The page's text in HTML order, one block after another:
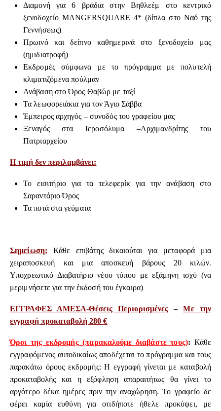
Διαμονή για 6 βράδια στην Βηθλεέμ στο κεντρικό
ξενοδοχείο MANGERSQUARE 4* (δίπλα στο Ναό της
Γεννήσεως)
Πρωινό και δείπνο καθημερινά στο ξενοδοχείο μας
(ημιδιατροφή)
Εκδρομές σύμφωνα με το πρόγραμμα με πολυτελή
κλιματιζόμενα πούλμαν
Ανάβαση στο Όρος Θαβώρ με ταξί
Τα λεωφορειάκια για τον Άγιο Σάββα
Έμπειρος αρχηγός – συνοδός του γραφείου μας
Ξεναγός στα Ιεροσόλυμα –Αρχιμανδρίτης του
Πατριαρχείου
Η τιμή δεν περιλαμβάνει:
Το εισιτήριο για τα τελεφερίκ για την ανάβαση στο
Σαραντάριο Όρος
Τα ποτά στα γεύματα
Σημείωση:
Κάθε επιβάτης δικαιούται για μεταφορά μια
χειραποσκευή και μια αποσκευή βάρους 20 κιλών.
Υποχρεωτικό Διαβατήριο νέου τύπου με εξάμηνη ισχύ (να
μεριμνήσετε για την έκδοσή του έγκαιρα)
ΕΓΓΡΑΦΕΣ ΑΜΕΣΑ-Θέσεις Περιορισμένες –Με την
εγγραφή προκαταβολή 280 €
Όροι της εκδρομής (παρακαλούμε διαβάστε τους): Κάθε
εγγραφόμενος αυτοδικαίως αποδέχεται το πρόγραμμα και τους
παρακάτω όρους εκδρομής: Η εγγραφή γίνεται με καταβολή
προκαταβολής και η εξόφληση απαραιτήτως θα γίνει το
αργότερο δέκα ημέρες πριν την αναχώρηση. Το γραφείο δε
φέρει καμία ευθύνη για οτιδήποτε ήθελε προκύψει, με